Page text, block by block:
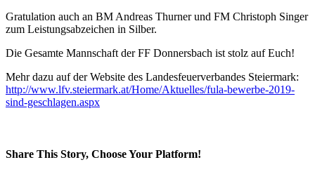
Gratulation auch an BM Andreas Thurner und FM Christoph Singer
zum Leistungsabzeichen in Silber.
Die Gesamte Mannschaft der FF Donnersbach ist stolz auf Euch!
Mehr dazu auf der Website des Landesfeuerverbandes Steiermark:
http://www.lfv.steiermark.at/Home/Aktuelles/fula-bewerbe-2019-
sind-geschlagen.aspx
Share This Story, Choose Your Platform!